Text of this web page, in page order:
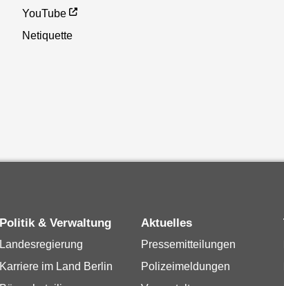
YouTube
Netiquette
Politik & Verwaltung
Landesregierung
Karriere im Land Berlin
Aktuelles
Pressemitteilungen
Polizeimeldungen